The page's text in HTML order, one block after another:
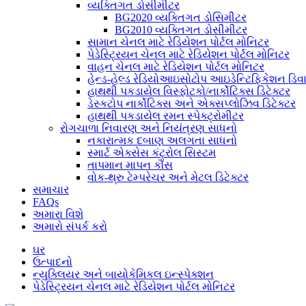
વ્યક્તિગત ડોસીમીટર
BG2020 વ્યક્તિગત ડોસિમીટર
BG2010 વ્યક્તિગત ડોસીમીટર
સામાન ચેનલ માટે રેડિયેશન પોર્ટલ મોનિટર
પેડેસ્ટ્રિયન ચેનલ માટે રેડિયેશન પોર્ટલ મોનિટર
વાહન ચેનલ માટે રેડિયેશન પોર્ટલ મોનિટર
હેન્ડ-હેલ્ડ રેડિયોઆઇસોટોપ આઇડેન્ટિફિકેશન
હાથથી પકડાયેલ વિસ્ફોટકો/નાર્કોટિક્સ ડિટેક્ટર
ડેસ્કટોપ નાર્કોટિક્સ અને એક્સપ્લોઝિવ ડિટેક્ટર
હાથથી પકડાયેલ રમન સ્પેક્ટ્રોમીટર
રોગચાળા નિવારણ અને નિયંત્રણ સાધનો
નકારાત્મક દબાણ અલગતા સાધનો
સ્માર્ટ એક્સેસ કંટ્રોલ સિસ્ટમ
તાપમાન માપન કૌંસ
વોક-થ્રુ ટેમ્પરેચર અને મેટલ ડિટેક્ટર
સમાચાર
FAQs
અમારા વિશે
અમારો સંપર્ક કરો
ઘર
ઉત્પાદનો
ન્યુક્લિયર અને બાયોકેમિકલ ઇન્સ્પેક્શન
પેડેસ્ટ્રિયન ચેનલ માટે રેડિયેશન પોર્ટલ મોનિટર